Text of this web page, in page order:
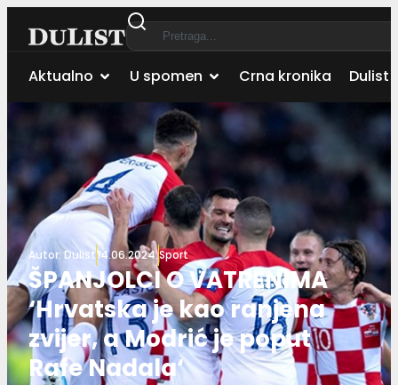
Aktualno U spomen Crna kronika Dulist
Autor: Dulist14.06.2024.Sport
ŠPANJOLCI O VATRENIMA
‘Hrvatska je kao ranjena
zvijer, a Modrić je poput
Rafe Nadala‘